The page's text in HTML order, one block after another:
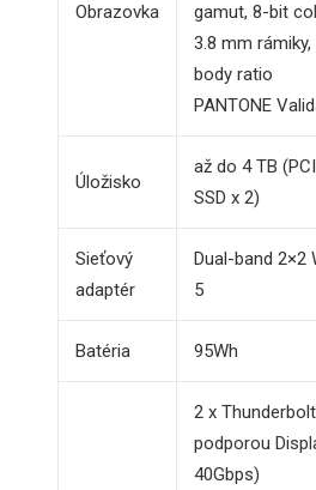
Obrazovka
gamut, 8-bit
3.8 mm
body ratio
PANTONE
Úložisko
až do 4 TB
SSD x 2)
Sieťový
adaptér
Dual-band 2×2
5
Batéria 95Wh
2 x
podporou
40Gbps)